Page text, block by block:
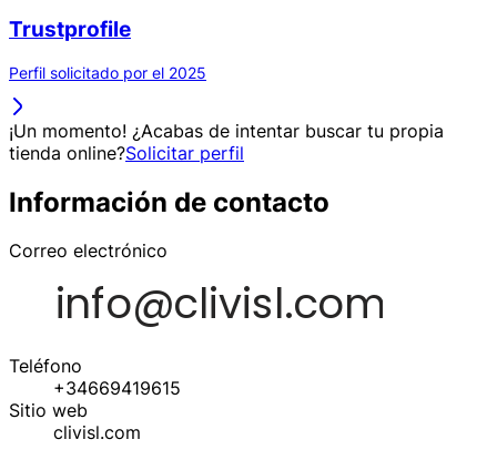
Trustprofile
Perfil solicitado por el 2025
¡Un momento! ¿Acabas de intentar buscar tu propia
tienda online?Solicitar perfil
Información de contacto
Correo electrónico
Teléfono
+34669419615
Sitio web
clivisl.com